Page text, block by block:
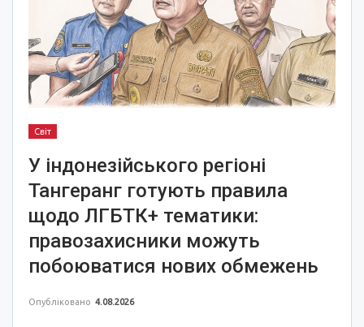
Світ
У індонезійського регіоні
Тангеранг готують правила
щодо ЛГБТК+ тематики:
правозахисники можуть
побоюватися нових обмежень
Опубліковано 4.08.2026